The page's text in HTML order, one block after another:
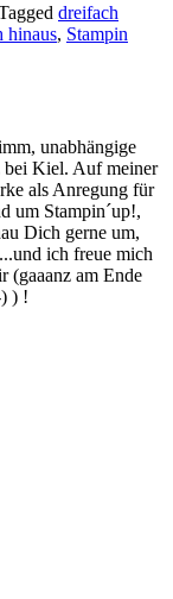
dreifach
hinaus, Stampin
unabhängige
bei Kiel. Auf meiner
als Anregung für
um Stampin´up!,
Dich gerne um,
ich freue mich
(gaaanz am Ende
) !